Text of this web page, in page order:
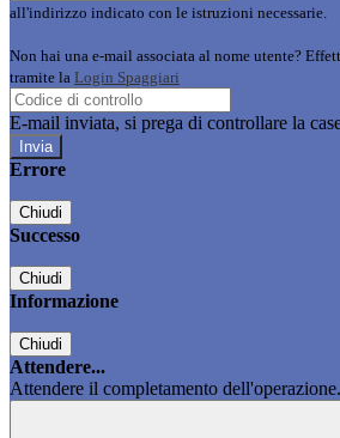
all'indirizzo indicato con le istruzioni necessarie.
Non hai una e-mail associata al nome utente?
tramite la Login Spaggiari
E-mail inviata, si prega di controllare la
Errore
Chiudi
Successo
Chiudi
Informazione
Chiudi
Attendere...
Attendere il completamento